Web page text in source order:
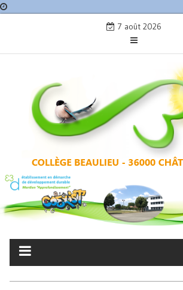
7 août 2026
COLLÈGE